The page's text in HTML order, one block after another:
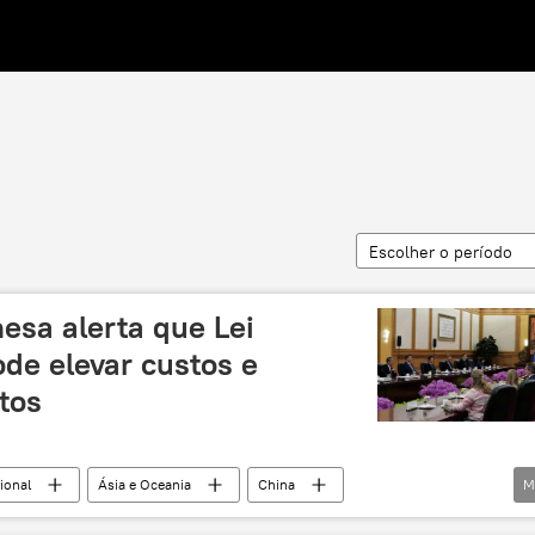
Escolher o período
alerta que Lei
elevar custos e
Ásia e Oceania
China
Organização Mundial do Comércio
OMC